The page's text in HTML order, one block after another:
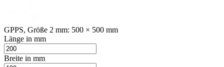
GPPS, Größe 2 mm: 500 × 500 mm
Länge in mm
Breite in mm